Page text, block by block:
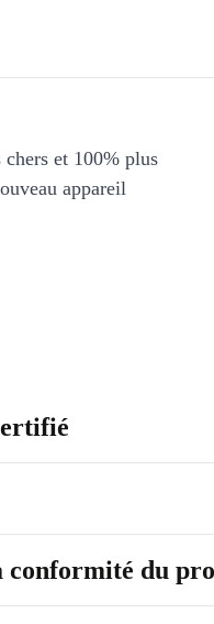
et 100% plus
appareil
conformité du